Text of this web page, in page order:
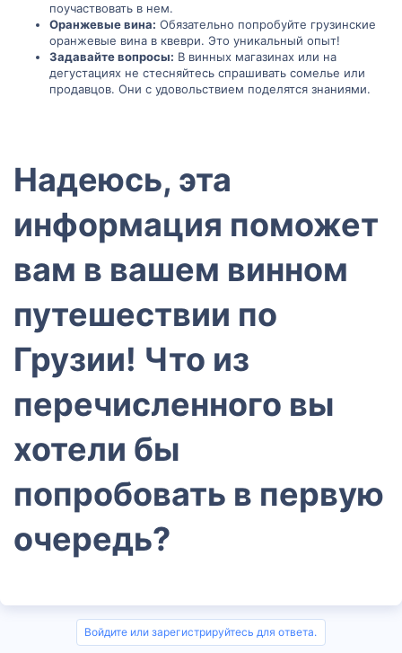
поучаствовать в нем.
Оранжевые вина: Обязательно попробуйте грузинские
оранжевые вина в квеври. Это уникальный опыт!
Задавайте вопросы: В винных магазинах или на
дегустациях не стесняйтесь спрашивать сомелье или
продавцов. Они с удовольствием поделятся знаниями.
Надеюсь, эта
информация поможет
вам в вашем винном
путешествии по
Грузии! Что из
перечисленного вы
хотели бы
попробовать в первую
очередь?​
Войдите или зарегистрируйтесь для ответа.